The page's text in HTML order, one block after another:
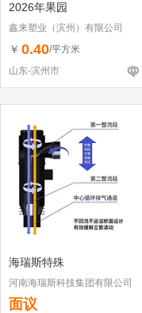
2026年果园
鑫来塑业（滨州）有限公司
￥ 0.40/平方米
山东-滨州市
海瑞斯特殊
河南海瑞斯科技集团有限公司
面议